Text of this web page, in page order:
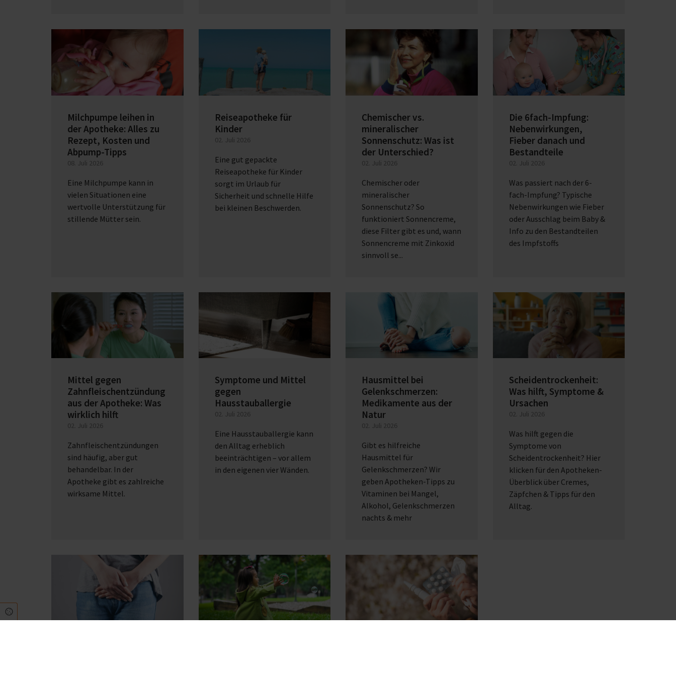
Milchpumpe leihen in
der Apotheke: Alles zu
Rezept, Kosten und
Abpump-Tipps
08. Juli 2026
Eine Milchpumpe kann in
vielen Situationen eine
wertvolle Unterstützung für
stillende Mütter sein.
Reiseapotheke für
Kinder
02. Juli 2026
Eine gut gepackte
Reiseapotheke für Kinder
sorgt im Urlaub für
Sicherheit und schnelle Hilfe
bei kleinen Beschwerden.
Chemischer vs.
mineralischer
Sonnenschutz: Was ist
der Unterschied?
02. Juli 2026
Chemischer oder
mineralischer
Sonnenschutz? So
funktioniert Sonnencreme,
diese Filter gibt es und, wann
Sonnencreme mit Zinkoxid
sinnvoll se...
Die 6fach-Impfung:
Nebenwirkungen,
Fieber danach und
Bestandteile
02. Juli 2026
Was passiert nach der 6-
fach-Impfung? Typische
Nebenwirkungen wie Fieber
oder Ausschlag beim Baby &
Info zu den Bestandteilen
des Impfstoffs
Mittel gegen
Zahnfleischentzündung
aus der Apotheke: Was
wirklich hilft
02. Juli 2026
Zahnfleischentzündungen
sind häufig, aber gut
behandelbar. In der
Apotheke gibt es zahlreiche
wirksame Mittel.
Symptome und Mittel
gegen
Hausstauballergie
02. Juli 2026
Eine Hausstauballergie kann
den Alltag erheblich
beeinträchtigen – vor allem
in den eigenen vier Wänden.
Hausmittel bei
Gelenkschmerzen:
Medikamente aus der
Natur
02. Juli 2026
Gibt es hilfreiche
Hausmittel für
Gelenkschmerzen? Wir
geben Apotheken-Tipps zu
Vitaminen bei Mangel,
Alkohol, Gelenkschmerzen
nachts & mehr
Scheidentrockenheit:
Was hilft, Symptome &
Ursachen
02. Juli 2026
Was hilft gegen die
Symptome von
Scheidentrockenheit? Hier
klicken für den Apotheken-
Überblick über Cremes,
Zäpfchen & Tipps für den
Alltag.